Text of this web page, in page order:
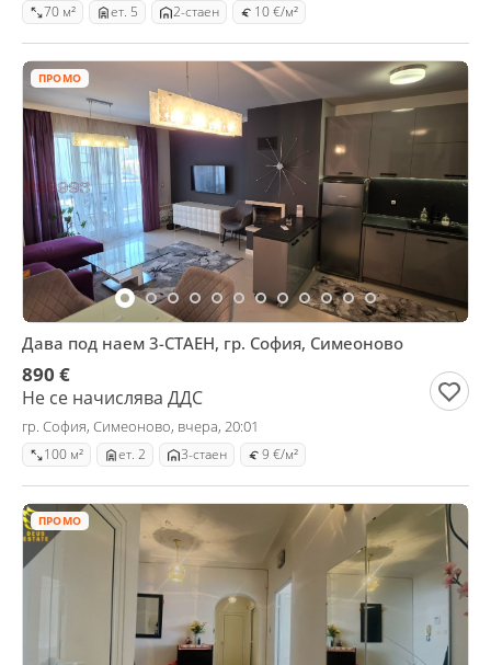
70 м² ет. 5 2-стаен 10 €/м²
ПРОМО
Дава под наем 3-СТАЕН, гр. София, Симеоново
890 €
Не се начислява ДДС
гр. София, Симеоново, вчера, 20:01
100 м² ет. 2 3-стаен 9 €/м²
ПРОМО